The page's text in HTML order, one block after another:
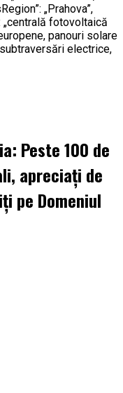
„Prahova”,
„centrală fotovoltaică
panouri solare
electrice,
Peste 100 de
apreciați de
pe Domeniul